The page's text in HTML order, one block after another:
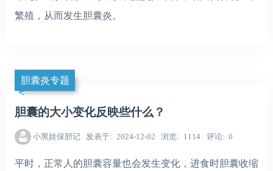
繁殖，从而发生胆囊炎。
胆囊炎专题
胆囊的大小变化反映些什么？
小黑娃保胆记 发表于 2024-12-02 浏览 1114 评论 0
平时，正常人的胆囊容量也会发生变化，进食时胆囊收缩